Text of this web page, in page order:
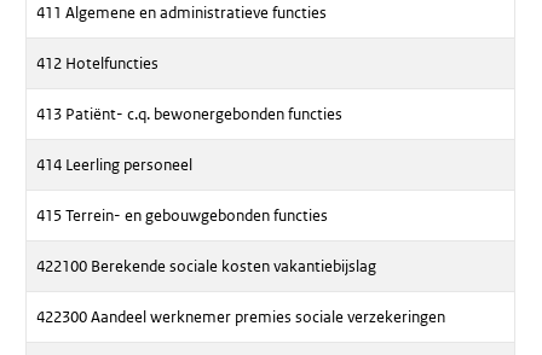
411 Algemene en administratieve functies
412 Hotelfuncties
413 Patiënt- c.q. bewonergebonden functies
414 Leerling personeel
415 Terrein- en gebouwgebonden functies
422100 Berekende sociale kosten vakantiebijslag
422300 Aandeel werknemer premies sociale verzekeringen